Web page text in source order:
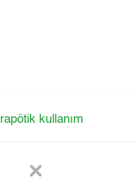
kullanım